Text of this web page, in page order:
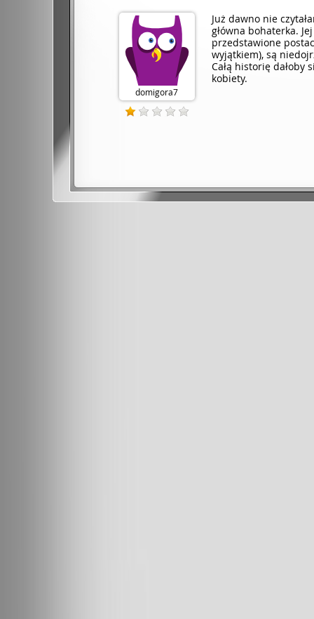
domigora7
Już dawno nie
główna bohaterka.
przedstawione
wyjątkiem), są
Całą historię dałoby
kobiety.